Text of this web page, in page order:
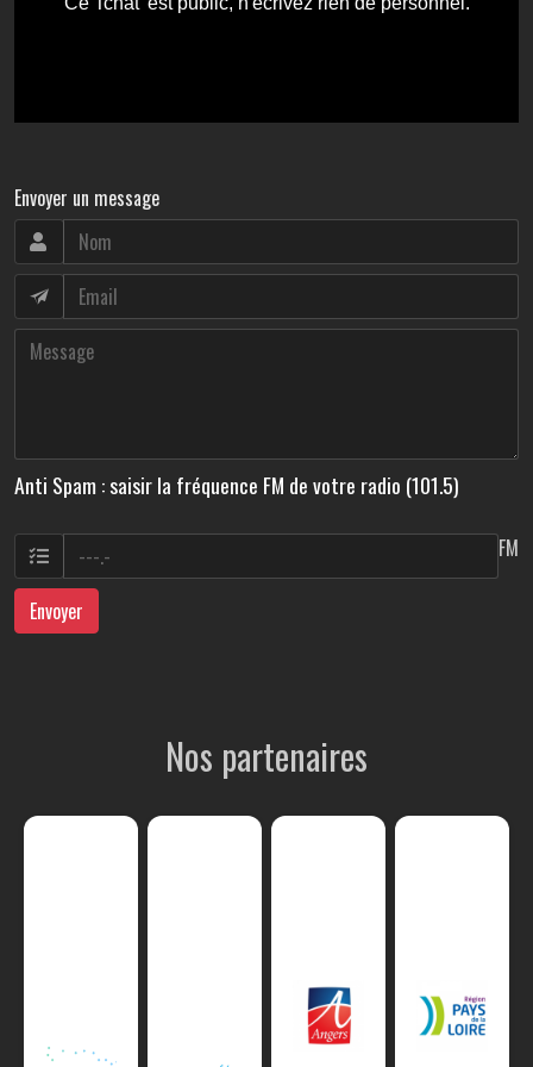
Envoyer un message
Anti Spam : saisir la fréquence FM de votre radio (101.5)
FM
Envoyer
Nos partenaires